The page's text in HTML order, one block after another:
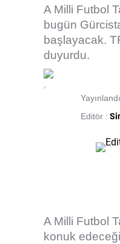
A Milli Futbol
bugün
başlayacak.
duyurdu.
Editör :
A Milli Futbol
konuk